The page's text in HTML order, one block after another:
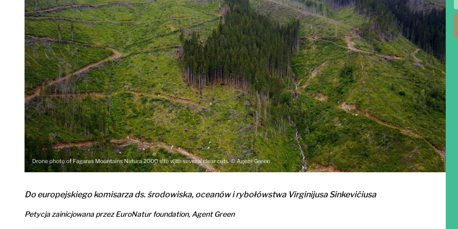
Do europejskiego komisarza ds. środowiska, oceanów i rybołówstwa Virginijusa Sinkevičiusa
Petycja zainicjowana przez EuroNatur foundation, Agent Green